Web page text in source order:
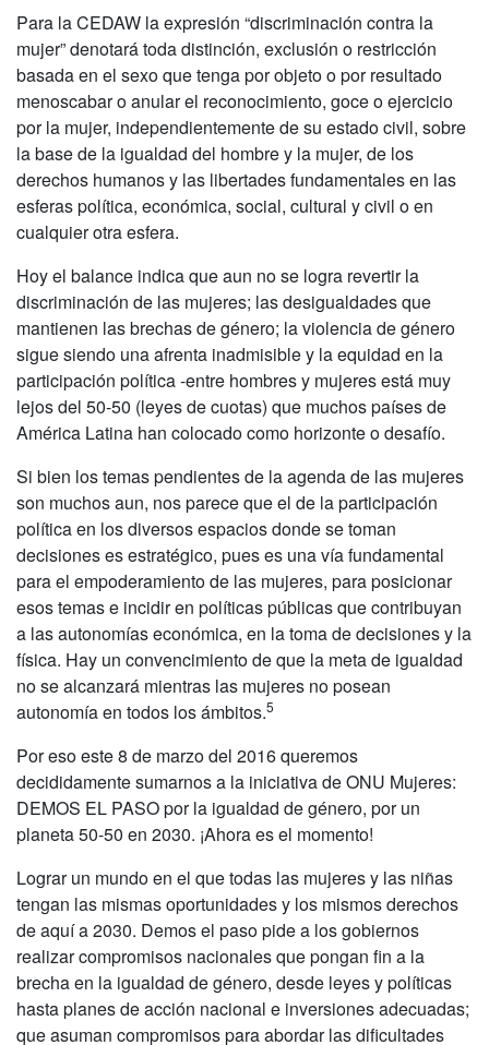
Para la CEDAW la expresión “discriminación contra la
mujer” denotará toda distinción, exclusión o restricción
basada en el sexo que tenga por objeto o por resultado
menoscabar o anular el reconocimiento, goce o ejercicio
por la mujer, independientemente de su estado civil, sobre
la base de la igualdad del hombre y la mujer, de los
derechos humanos y las libertades fundamentales en las
esferas política, económica, social, cultural y civil o en
cualquier otra esfera.
Hoy el balance indica que aun no se logra revertir la
discriminación de las mujeres; las desigualdades que
mantienen las brechas de género; la violencia de género
sigue siendo una afrenta inadmisible y la equidad en la
participación política -entre hombres y mujeres está muy
lejos del 50-50 (leyes de cuotas) que muchos países de
América Latina han colocado como horizonte o desafío.
Si bien los temas pendientes de la agenda de las mujeres
son muchos aun, nos parece que el de la participación
política en los diversos espacios donde se toman
decisiones es estratégico, pues es una vía fundamental
para el empoderamiento de las mujeres, para posicionar
esos temas e incidir en políticas públicas que contribuyan
a las autonomías económica, en la toma de decisiones y la
física. Hay un convencimiento de que la meta de igualdad
no se alcanzará mientras las mujeres no posean
autonomía en todos los ámbitos.5
Por eso este 8 de marzo del 2016 queremos
decididamente sumarnos a la iniciativa de ONU Mujeres:
DEMOS EL PASO por la igualdad de género, por un
planeta 50-50 en 2030. ¡Ahora es el momento!
Lograr un mundo en el que todas las mujeres y las niñas
tengan las mismas oportunidades y los mismos derechos
de aquí a 2030. Demos el paso pide a los gobiernos
realizar compromisos nacionales que pongan fin a la
brecha en la igualdad de género, desde leyes y políticas
hasta planes de acción nacional e inversiones adecuadas;
que asuman compromisos para abordar las dificultades